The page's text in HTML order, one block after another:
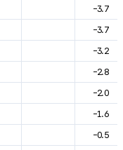
-3.7
-3.7
-3.2
-2.8
-2.0
-1.6
-0.5